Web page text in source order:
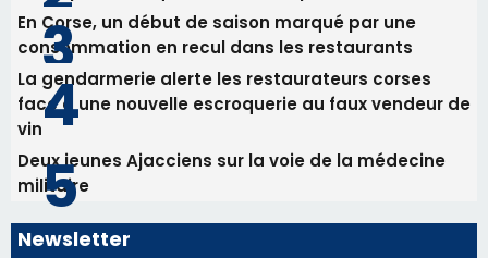
Newsletter
Inscrivez-vous à la newsletter de CNI et recevez par
email les infos les plus importantes et une sélection de
nos meilleurs articles